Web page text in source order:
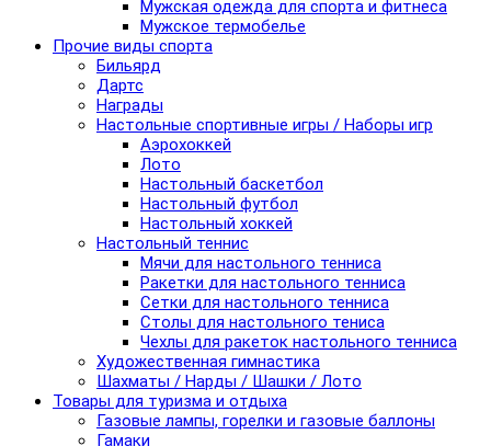
Мужская одежда для спорта и фитнеса
Мужское термобелье
Прочие виды спорта
Бильярд
Дартс
Награды
Настольные спортивные игры / Наборы игр
Аэрохоккей
Лото
Настольный баскетбол
Настольный футбол
Настольный хоккей
Настольный теннис
Мячи для настольного тенниса
Ракетки для настольного тенниса
Сетки для настольного тенниса
Столы для настольного тениса
Чехлы для ракеток настольного тенниса
Художественная гимнастика
Шахматы / Нарды / Шашки / Лото
Товары для туризма и отдыха
Газовые лампы, горелки и газовые баллоны
Гамаки